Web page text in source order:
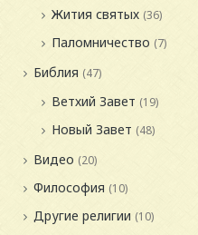
Жития святых (36)
Паломничество (7)
Библия (47)
Ветхий Завет (19)
Новый Завет (48)
Видео (20)
Философия (10)
Другие религии (10)